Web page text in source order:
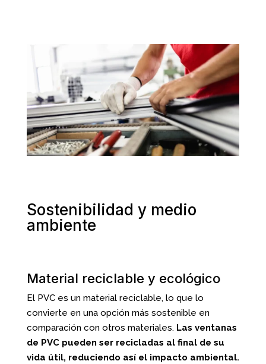
Sostenibilidad y medio
ambiente
Material reciclable y ecológico
El PVC es un material reciclable, lo que lo
convierte en una opción más sostenible en
comparación con otros materiales. Las ventanas
de PVC pueden ser recicladas al final de su
vida útil, reduciendo así el impacto ambiental.